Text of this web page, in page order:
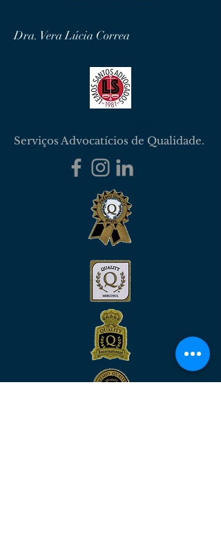
Dra. Vera Lúcia Correa
Serviços Advocatícios de Qualidade.